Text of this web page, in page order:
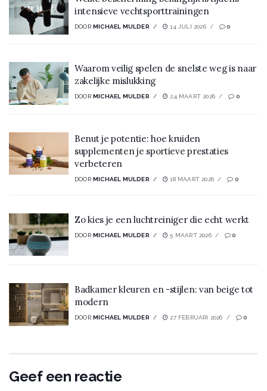
intensieve vechtsporttrainingen
DOOR MICHAEL MULDER 14 JULI 2026 0
Waarom veilig spelen de snelste weg is naar
zakelijke mislukking
DOOR MICHAEL MULDER 24 MAART 2026 0
Benut je potentie: hoe kruiden
supplementen je sportieve prestaties
verbeteren
DOOR MICHAEL MULDER 18 MAART 2026 0
Zo kies je een luchtreiniger die echt werkt
DOOR MICHAEL MULDER 5 MAART 2026 0
Badkamer kleuren en -stijlen: van beige tot
modern
DOOR MICHAEL MULDER 27 FEBRUARI 2026 0
Geef een reactie